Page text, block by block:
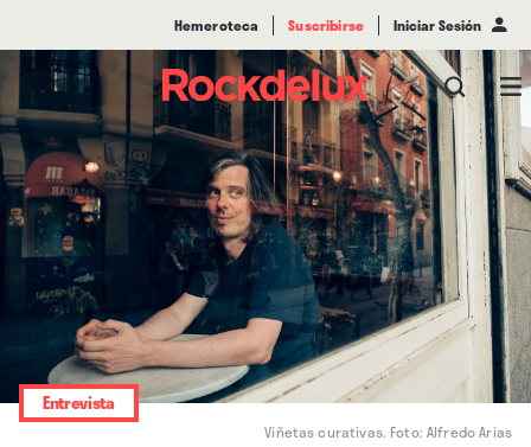
Hemeroteca Suscribirse Iniciar Sesión
Viñetas curativas. Foto: Alfredo Arias
Entrevista